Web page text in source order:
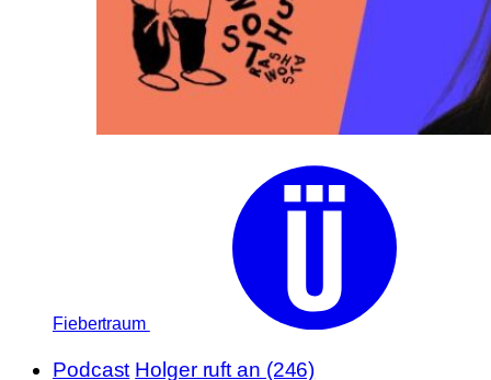
Fiebertraum
Podcast Holger ruft an (246)